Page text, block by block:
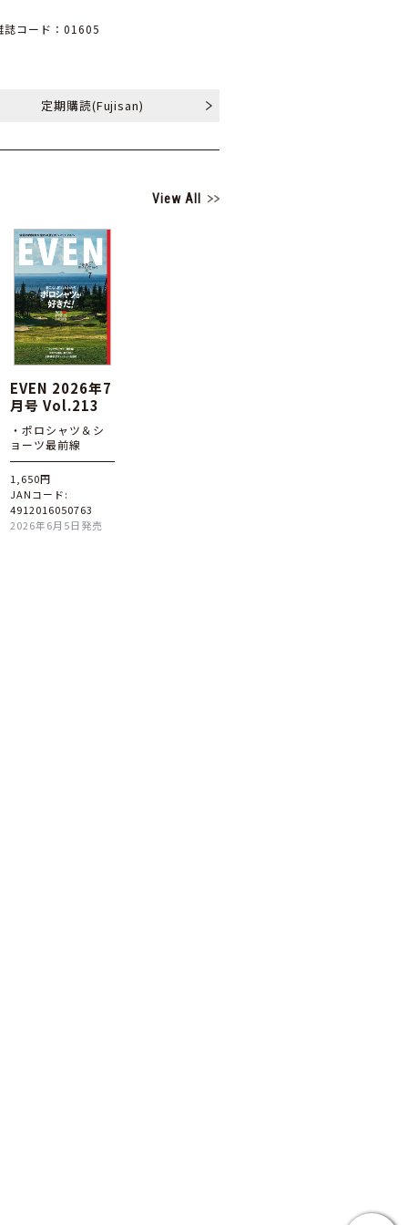
誌コード：01605
定期購読(Fujisan)
View All
EVEN 2026年7
月号 Vol.213
・ポロシャツ＆シ
ョーツ最前線
1,650円
JANコード:
4912016050763
2026年6月5日発売